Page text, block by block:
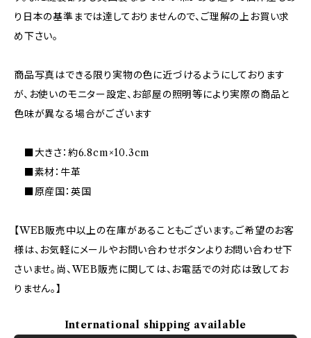
り日本の基準までは達しておりませんので、ご理解の上お買い求
め下さい。
商品写真はできる限り実物の色に近づけるようにしております
が、お使いのモニター設定、お部屋の照明等により実際の商品と
色味が異なる場合がございます
■大きさ：約6.8cm×10.3cm
■素材：牛革
■原産国：英国
【WEB販売中以上の在庫があることもございます。ご希望のお客
様は、お気軽にメールやお問い合わせボタンよりお問い合わせ下
さいませ。尚、WEB販売に関しては、お電話での対応は致してお
りません。】
International shipping available